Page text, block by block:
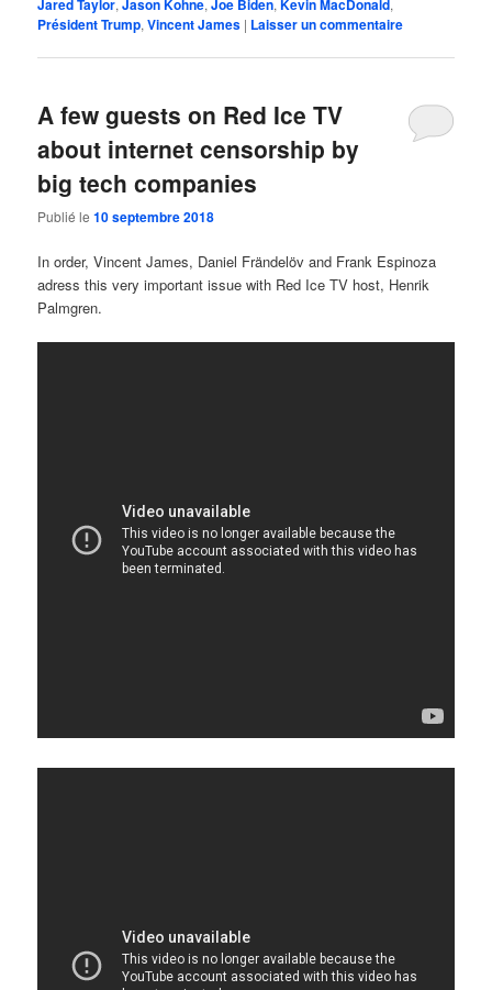
Président Trump,Vincent James | Laisser un commentaire
A few guests on Red Ice TV
about internet censorship by
big tech companies
Publié le10 septembre 2018
In order, Vincent James, Daniel Frändelöv and Frank Espinoza
adress this very important issue with Red Ice TV host, Henrik
Palmgren.